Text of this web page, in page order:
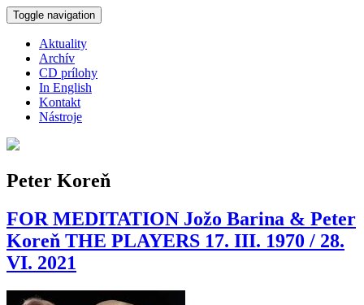
Skočiť na hlavný obsah
Toggle navigation
Aktuality
Archív
CD prílohy
In English
Kontakt
Nástroje
Peter Koreň
FOR MEDITATION Jožo Barina & Peter
Koreň THE PLAYERS 17. III. 1970 / 28.
VI. 2021